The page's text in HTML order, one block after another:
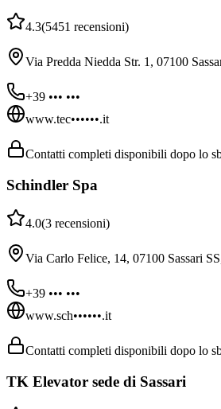
4.3(5451 recensioni)
Via Predda Niedda Str. 1, 07100
+39 ••• •••
www.tec••••••.it
Contatti completi disponibili dopo lo
Schindler Spa
4.0(3 recensioni)
Via Carlo Felice, 14, 07100 Sassari
+39 ••• •••
www.sch••••••.it
Contatti completi disponibili dopo lo
TK Elevator sede di Sassari